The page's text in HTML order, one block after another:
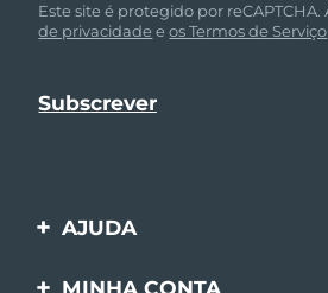
Este site é protegido por reCAPTCHA.
de privacidade eos Termos de Serviço
AJUDA
Entre em contato